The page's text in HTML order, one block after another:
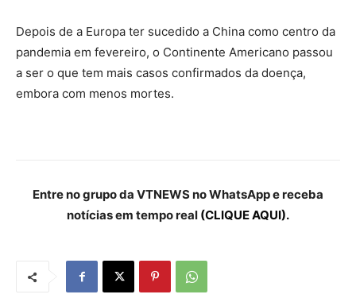
Depois de a Europa ter sucedido a China como centro da
pandemia em fevereiro, o Continente Americano passou
a ser o que tem mais casos confirmados da doença,
embora com menos mortes.
Entre no grupo da VTNEWS no WhatsApp e receba
notícias em tempo real (CLIQUE AQUI).